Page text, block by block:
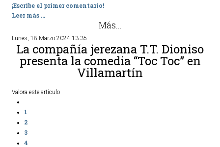
¡Escribe el primer comentario!
Leer más ...
Más...
Lunes, 18 Marzo 2024 13:35
La compañía jerezana T.T. Dioniso
presenta la comedia “Toc Toc” en
Villamartín
Valora este artículo
1
2
3
4